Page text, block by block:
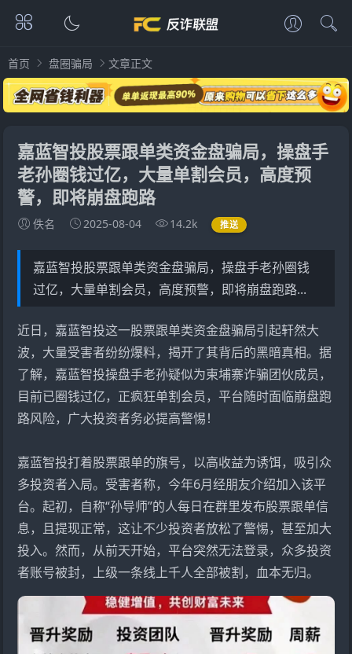
首页 盘圈骗局 文章正文
嘉蓝智投股票跟单类资金盘骗局，操盘手
老孙圈钱过亿，大量单割会员，高度预
警，即将崩盘跑路
佚名 2025-08-04 14.2k 推送
嘉蓝智投股票跟单类资金盘骗局，操盘手老孙圈钱
过亿，大量单割会员，高度预警，即将崩盘跑路...
近日， 嘉蓝智投这一股票跟单类资金盘骗局引起轩然大
波，大量受害者纷纷爆料，揭开了其背后的黑暗真相。据
了解，嘉蓝智投操盘手老孙疑似为柬埔寨诈骗团伙成员，
目前已圈钱过亿，正疯狂单割会员，平台随时面临崩盘跑
路风险，广大投资者务必提高警惕！
嘉蓝智投打着股票跟单的旗号，以高收益为诱饵，吸引众
多投资者入局。受害者称，今年6月经朋友介绍加入该平
台。起初，自称“孙导师”的人每日在群里发布股票跟单信
息，且提现正常，这让不少投资者放松了警惕，甚至加大
投入。然而，从前天开始，平台突然无法登录，众多投资
者账号被封，上级一条线上千人全部被割，血本无归。